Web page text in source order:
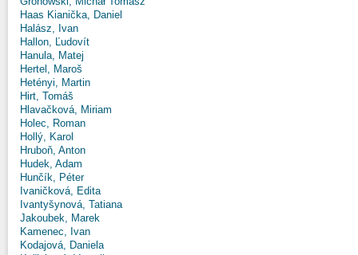
Haas Kianička, Daniel
Halász, Ivan
Hallon, Ľudovít
Hanula, Matej
Hertel, Maroš
Hetényi, Martin
Hirt, Tomáš
Hlavačková, Miriam
Holec, Roman
Hollý, Karol
Hruboň, Anton
Hudek, Adam
Hunčík, Péter
Ivaničková, Edita
Ivantyšynová, Tatiana
Jakoubek, Marek
Kamenec, Ivan
Kodajová, Daniela